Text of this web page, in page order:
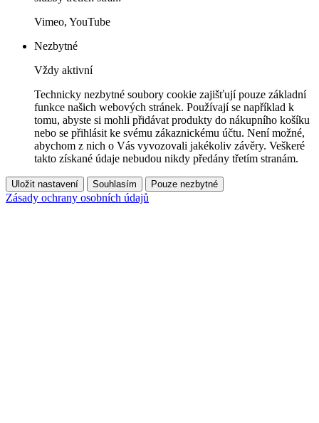
Vimeo, YouTube
Nezbytné
Vždy aktivní
Technicky nezbytné soubory cookie zajišťují pouze základní
funkce našich webových stránek. Používají se například k
tomu, abyste si mohli přidávat produkty do nákupního košíku
nebo se přihlásit ke svému zákaznickému účtu. Není možné,
abychom z nich o Vás vyvozovali jakékoliv závěry. Veškeré
takto získané údaje nebudou nikdy předány třetím stranám.
Uložit nastavení Souhlasím Pouze nezbytné
Zásady ochrany osobních údajů